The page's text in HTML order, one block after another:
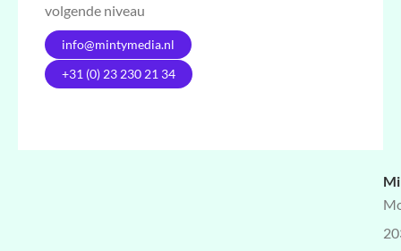
volgende niveau
info@mintymedia.nl
+31 (0) 23 230 21 34